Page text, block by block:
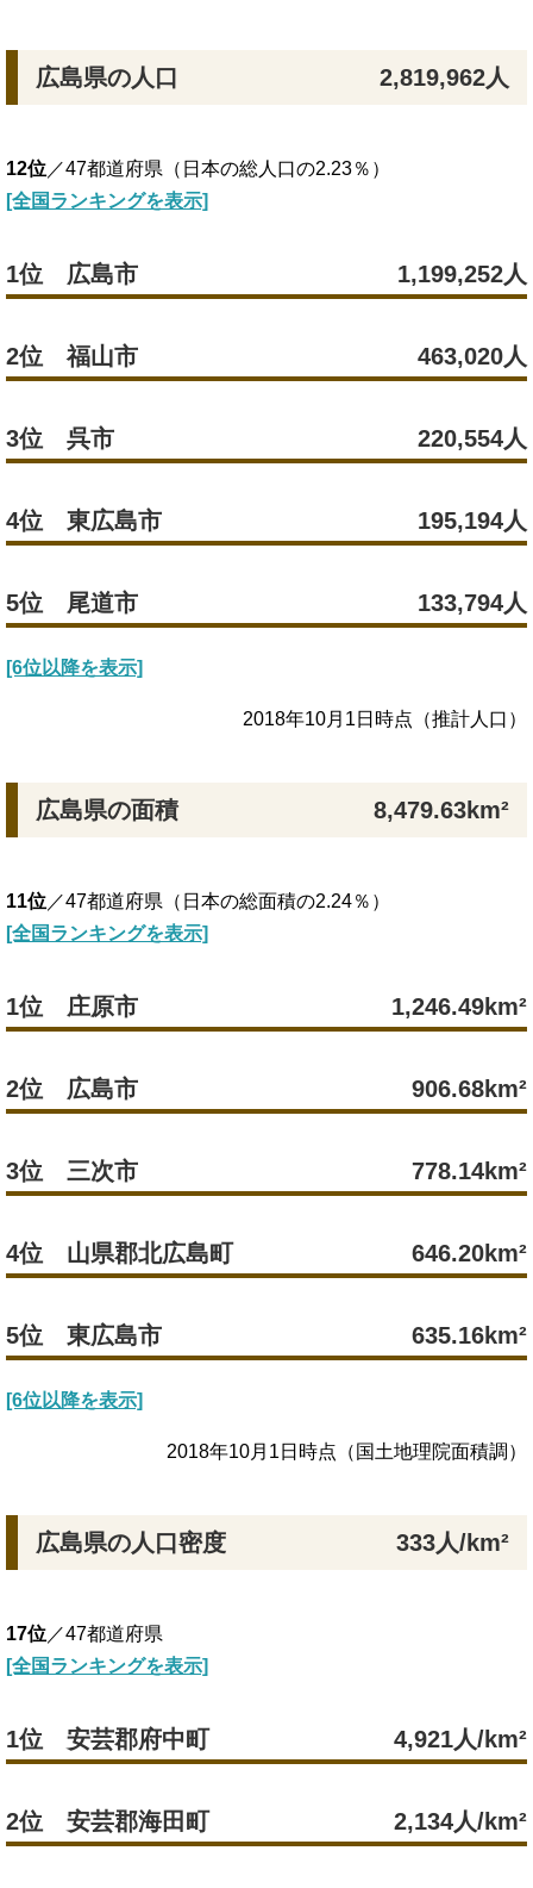
広島県の人口 2,819,962人
12位／47都道府県（日本の総人口の2.23％）
[全国ランキングを表示]
1位 広島市 1,199,252人
2位 福山市 463,020人
3位 呉市 220,554人
4位 東広島市 195,194人
5位 尾道市 133,794人
[6位以降を表示]
2018年10月1日時点（推計人口）
広島県の面積 8,479.63km²
11位／47都道府県（日本の総面積の2.24％）
[全国ランキングを表示]
1位 庄原市 1,246.49km²
2位 広島市 906.68km²
3位 三次市 778.14km²
4位 山県郡北広島町 646.20km²
5位 東広島市 635.16km²
[6位以降を表示]
2018年10月1日時点（国土地理院面積調）
広島県の人口密度 333人/km²
17位／47都道府県
[全国ランキングを表示]
1位 安芸郡府中町 4,921人/km²
2位 安芸郡海田町 2,134人/km²